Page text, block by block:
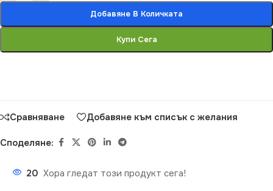
Добавяне В Количката
Купи Сега
Сравняване Добавяне към списък с желания
Споделяне:
20 Хора гледат този продукт сега!